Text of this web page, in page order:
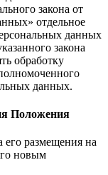
закона от
отдельное
данных
закона
обработку
данных.
Положения
его размещения на
новым